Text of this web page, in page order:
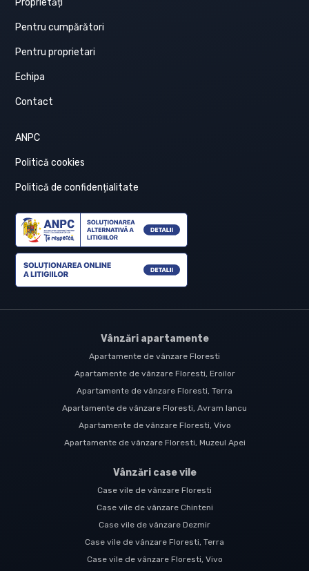
Proprietăți
Pentru cumpărători
Pentru proprietari
Echipa
Contact
ANPC
Politică cookies
Politică de confidențialitate
Vânzări apartamente
Apartamente de vânzare Floresti
Apartamente de vânzare Floresti, Eroilor
Apartamente de vânzare Floresti, Terra
Apartamente de vânzare Floresti, Avram Iancu
Apartamente de vânzare Floresti, Vivo
Apartamente de vânzare Floresti, Muzeul Apei
Vânzări case vile
Case vile de vânzare Floresti
Case vile de vânzare Chinteni
Case vile de vânzare Dezmir
Case vile de vânzare Floresti, Terra
Case vile de vânzare Floresti, Vivo